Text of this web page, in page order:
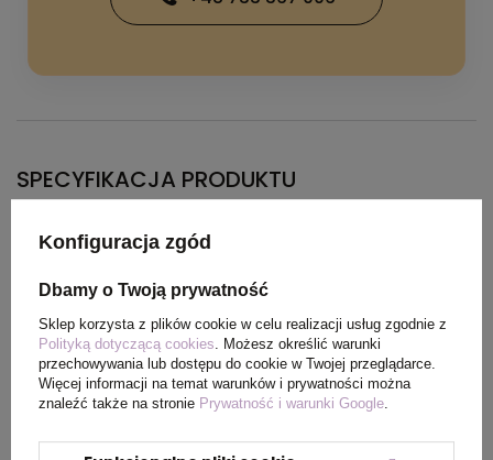
SPECYFIKACJA PRODUKTU
Kolor
Wymiary
produktu
40 x 23 x 0 cm
Konfiguracja zgód
Dbamy o Twoją prywatność
Sklep korzysta z plików cookie w celu realizacji usług zgodnie z
Polityką dotyczącą cookies. Możesz określić warunki
przechowywania lub dostępu do cookie w Twojej przeglądarce.
Więcej informacji na temat warunków i prywatności można
znaleźć także na stronie Prywatność i warunki Google.